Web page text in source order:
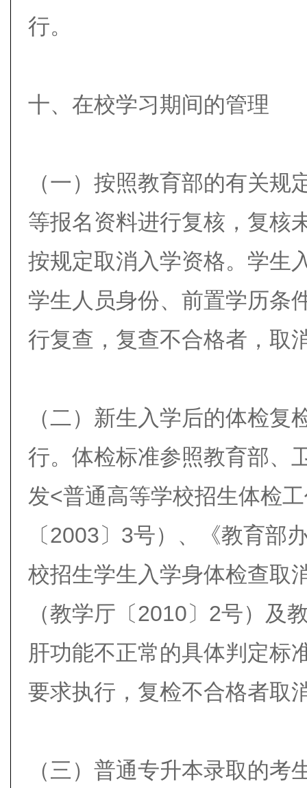
行。
十、在校学习期间的管理
（一）按照教育部的有关
等报名资料进行复核，复核
按规定取消入学资格。学生
学生人员身份、前置学历条
行复查，复查不合格者，取
（二）新生入学后的体检
行。体检标准参照教育部、
发<普通高等学校招生体检
〔2003〕3号）、《教育部
校招生学生入学身体检查取
（教学厅〔2010〕2号）及
肝功能不正常的具体判定标
要求执行，复检不合格者取
（三）普通专升本录取的